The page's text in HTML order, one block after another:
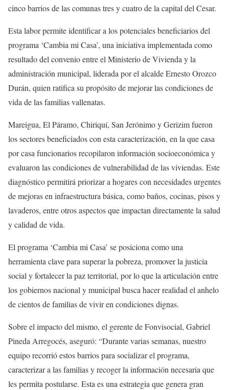
cinco barrios de las comunas tres y cuatro de la capital del Cesar.
Esta labor permite identificar a los potenciales beneficiarios del
programa ‘Cambia mi Casa’, una iniciativa implementada como
resultado del convenio entre el Ministerio de Vivienda y la
administración municipal, liderada por el alcalde Ernesto Orozco
Durán, quien ratifica su propósito de mejorar las condiciones de
vida de las familias vallenatas.
Mareigua, El Páramo, Chiriquí, San Jerónimo y Gerizim fueron
los sectores beneficiados con esta caracterización, en la que casa
por casa funcionarios recopilaron información socioeconómica y
evaluaron las condiciones de vulnerabilidad de las viviendas. Este
diagnóstico permitirá priorizar a hogares con necesidades urgentes
de mejoras en infraestructura básica, como baños, cocinas, pisos y
lavaderos, entre otros aspectos que impactan directamente la salud
y calidad de vida.
El programa ‘Cambia mi Casa’ se posiciona como una
herramienta clave para superar la pobreza, promover la justicia
social y fortalecer la paz territorial, por lo que la articulación entre
los gobiernos nacional y municipal busca hacer realidad el anhelo
de cientos de familias de vivir en condiciones dignas.
Sobre el impacto del mismo, el gerente de Fonvisocial, Gabriel
Pineda Arregocés, aseguró: “Durante varias semanas, nuestro
equipo recorrió estos barrios para socializar el programa,
caracterizar a las familias y recoger la información necesaria que
les permita postularse. Esta es una estrategia que genera gran